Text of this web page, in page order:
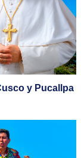
y Pucallpa